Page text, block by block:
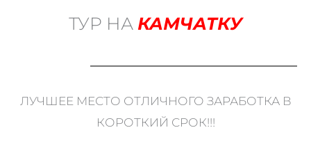
ТУР НА КАМЧАТКУ
ЛУЧШЕЕ МЕСТО ОТЛИЧНОГО ЗАРАБОТКА В
КОРОТКИЙ СРОК!!!